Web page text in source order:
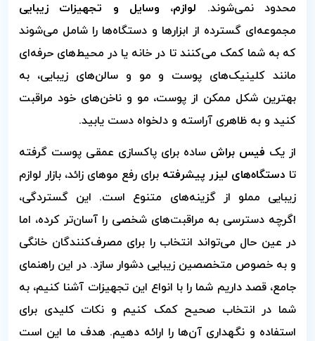
محدود نمی‌شوند. لوازم، وسایل و تجهیزات زیبایی
مجموعه‌ای گسترده از ابزارها و دستگاه‌ها را شامل می‌شوند
که به شما کمک می‌کنند تا در خانه یا در محیط‌های حرفه‌ای
مانند کلینیک‌های پوست و مو و سالن‌های زیبایی، به
بهترین شکل ممکن از پوست، مو و ناخن‌های خود مراقبت
کنید و به ظاهری آراسته و دلخواه دست یابید.
از یک فیس براش ساده برای پاکسازی عمقی پوست گرفته
تا دستگاه‌های لیزر پیشرفته برای رفع موهای زائد، بازار لوازم
زیبایی مملو از گزینه‌های متنوع است. این گستردگی،
اگرچه دسترسی به مراقبت‌های شخصی را آسان‌تر کرده، اما
در عین حال می‌تواند انتخاب را برای مصرف‌کنندگان خانگی
و به خصوص متخصصین زیبایی دشوار سازد. در این راهنمای
جامع، قصد داریم شما را با انواع این تجهیزات آشنا کنیم، به
شما در انتخاب صحیح کمک کنیم و نکات کلیدی برای
استفاده و نگهداری آن‌ها را ارائه دهیم. هدف ما این است